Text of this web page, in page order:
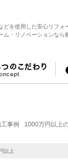
どを使用した安心リフォ
ム・リノベーションなら
事例 1000万円以上
以上